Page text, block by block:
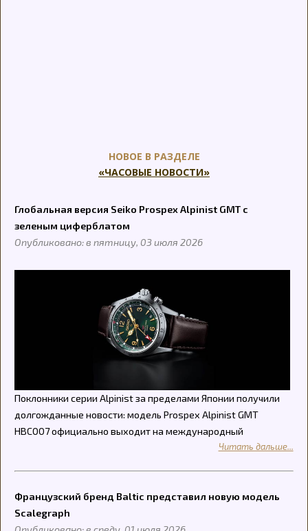
НОВОЕ В РАЗДЕЛЕ
«ЧАСОВЫЕ НОВОСТИ»
Глобальная версия Seiko Prospex Alpinist GMT с
зеленым циферблатом
Опубликовано: в пятницу, 03 июля 2026
Поклонники серии Alpinist за пределами Японии получили
долгожданные новости: модель Prospex Alpinist GMT
HBC007 официально выходит на международный
Читать дальше...
Французский бренд Baltic представил новую модель
Scalegraph